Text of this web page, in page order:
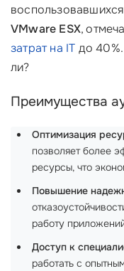
VMware ESX,
затрат на IT до
ли?
Преимущества
Оптимизация
позволяет более
ресурсы, что
Повышение
работу
Доступ к
работать с